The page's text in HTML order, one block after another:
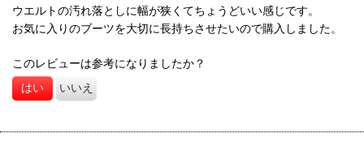
ウエルトの汚れ落としに幅が狭くてちょうどいい感じです。
お気に入りのブーツを大切に長持ちさせたいので購入しました。
このレビューは参考になりましたか？
はい いいえ